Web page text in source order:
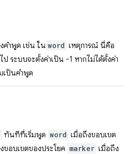
คำพูด เช่น ใน word เหตุการณ์ นี่คือ
ระบบจะตั้งค่าเป็น -1 หากไม่ได้ตั้งค่า
เป็นคำพูด
ทันทีที่เริ่มพูด word เมื่อถึงขอบเขต
ขอบเขตของประโยค marker เมื่อถึง